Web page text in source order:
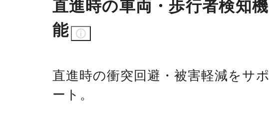
直進時の車両・歩行者検知機
能
直進時の衝突回避・被害軽減をサポ
ート。